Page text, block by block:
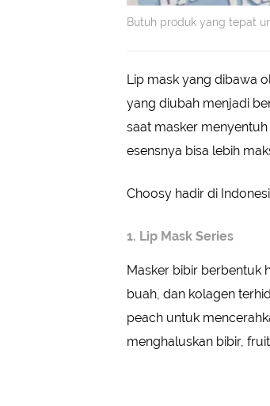
Butuh produk yang tepat
Lip mask yang dibawa
yang diubah menjadi
saat masker
esensnya bisa lebih
Choosy hadir di
1. Lip Mask Series
Masker bibir berbentuk
buah, dan kolagen
peach untuk
menghaluskan bibir,